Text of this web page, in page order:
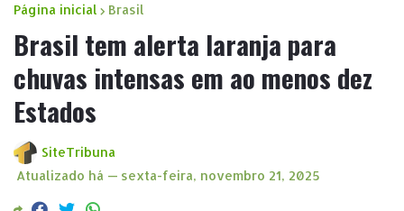
Página inicial Brasil
Brasil tem alerta laranja para
chuvas intensas em ao menos dez
Estados
SiteTribuna
Atualizado há — sexta-feira, novembro 21, 2025